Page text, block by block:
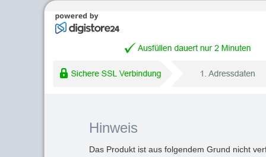
Hinweis
Das Produkt ist aus folgendem Grund nicht